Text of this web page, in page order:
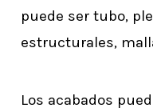
puede ser tubo,
estructurales,
Los acabados